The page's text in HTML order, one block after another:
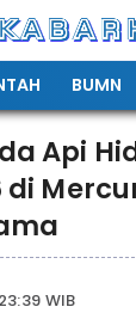
BUMN
Api
di
WIB